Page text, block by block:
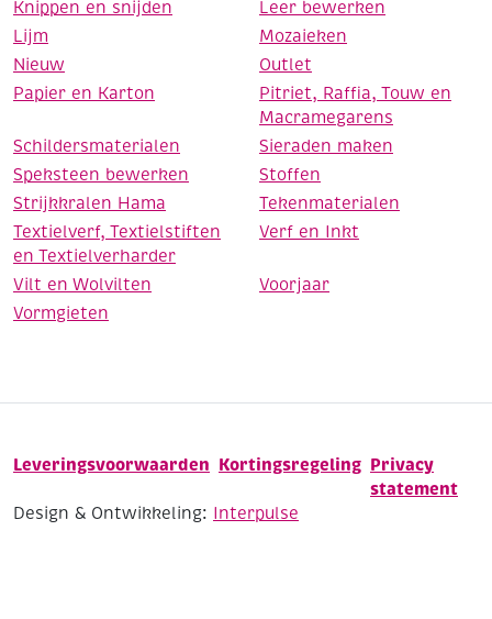
Knippen en snijden
Leer bewerken
Lijm
Mozaieken
Nieuw
Outlet
Papier en Karton
Pitriet, Raffia, Touw en
Macramegarens
Schildersmaterialen
Sieraden maken
Speksteen bewerken
Stoffen
Strijkkralen Hama
Tekenmaterialen
Textielverf, Textielstiften
en Textielverharder
Verf en Inkt
Vilt en Wolvilten
Voorjaar
Vormgieten
Leveringsvoorwaarden Kortingsregeling Privacy
statement
Design & Ontwikkeling: Interpulse